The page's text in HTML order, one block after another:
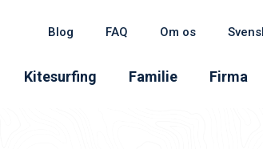
Blog FAQ Om os
Kitesurfing Familie Firma